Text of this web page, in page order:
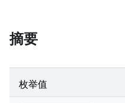
摘要
枚举值